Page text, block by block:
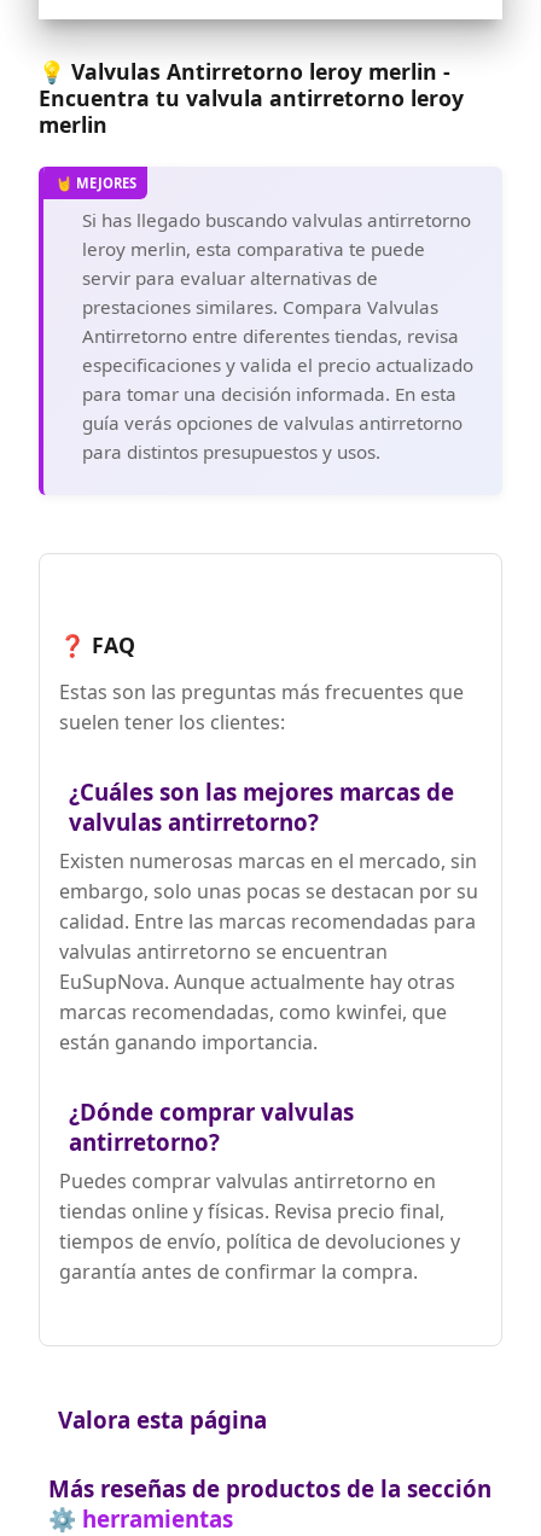
combustible de baja presión. Se usa
embarcaciones, caravanas,
helicópteros, barcos, motocicletas, etc.
💡 Valvulas Antirretorno leroy merlin -
Encuentra tu valvula antirretorno leroy
merlin
Si has llegado buscando valvulas antirretorno
leroy merlin, esta comparativa te puede
servir para evaluar alternativas de
prestaciones similares. Compara Valvulas
Antirretorno entre diferentes tiendas, revisa
especificaciones y valida el precio actualizado
para tomar una decisión informada. En esta
guía verás opciones de valvulas antirretorno
para distintos presupuestos y usos.
❓ FAQ
Estas son las preguntas más frecuentes que
suelen tener los clientes:
¿Cuáles son las mejores marcas de
valvulas antirretorno?
Existen numerosas marcas en el mercado, sin
embargo, solo unas pocas se destacan por su
calidad. Entre las marcas recomendadas para
valvulas antirretorno se encuentran
EuSupNova. Aunque actualmente hay otras
marcas recomendadas, como kwinfei, que
están ganando importancia.
¿Dónde comprar valvulas
antirretorno?
Puedes comprar valvulas antirretorno en
tiendas online y físicas. Revisa precio final,
tiempos de envío, política de devoluciones y
garantía antes de confirmar la compra.
Valora esta página
Más reseñas de productos de la sección
⚙️ herramientas